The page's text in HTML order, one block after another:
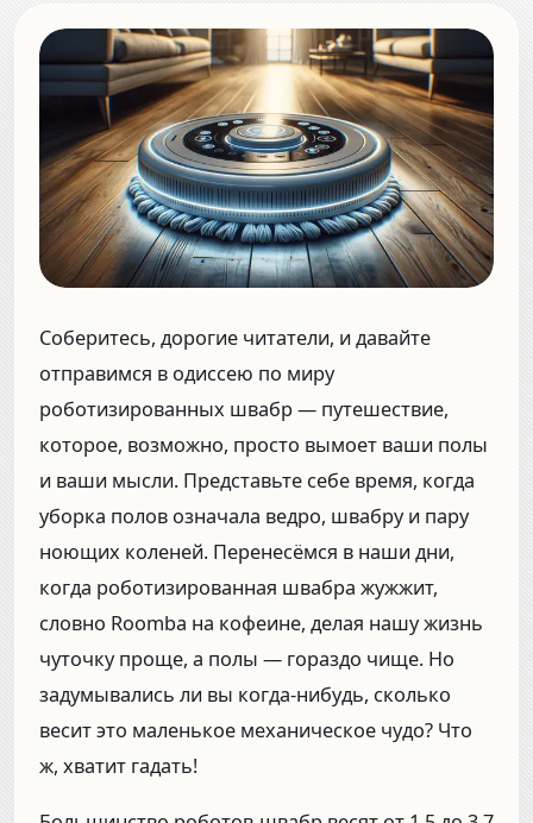
Соберитесь, дорогие читатели, и давайте
отправимся в одиссею по миру
роботизированных швабр — путешествие,
которое, возможно, просто вымоет ваши полы
и ваши мысли. Представьте себе время, когда
уборка полов означала ведро, швабру и пару
ноющих коленей. Перенесёмся в наши дни,
когда роботизированная швабра жужжит,
словно Roomba на кофеине, делая нашу жизнь
чуточку проще, а полы — гораздо чище. Но
задумывались ли вы когда-нибудь, сколько
весит это маленькое механическое чудо? Что
ж, хватит гадать!